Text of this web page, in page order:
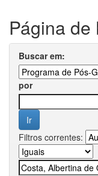
Página de
Buscar em:
por
Filtros correntes: